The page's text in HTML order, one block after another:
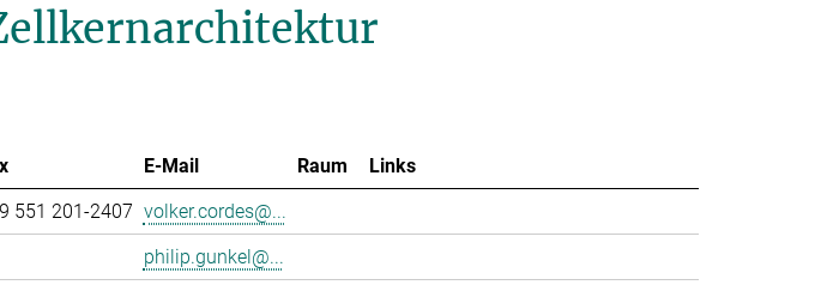
E-Mail Raum
Links
551 201-2407 volker.cordes@...
philip.gunkel@...